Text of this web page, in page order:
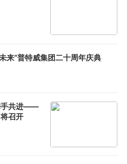
来”普特威集团二十周年庆典
手共进——
召开